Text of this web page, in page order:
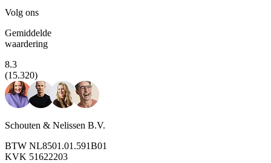
Volg ons
Gemiddelde
waardering
8.3
(15.320)
Schouten & Nelissen B.V.
BTW NL8501.01.591B01
KVK 51622203